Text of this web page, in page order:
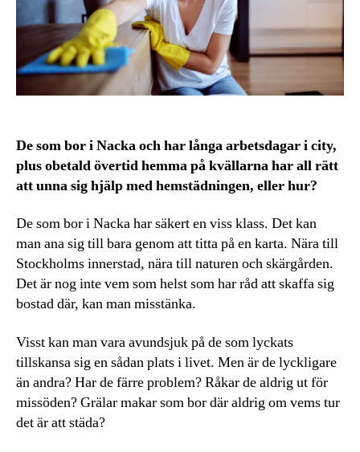
De som bor i Nacka och har långa arbetsdagar i city,
plus obetald övertid hemma på kvällarna har all rätt
att unna sig hjälp med hemstädningen, eller hur?
De som bor i Nacka har säkert en viss klass. Det kan
man ana sig till bara genom att titta på en karta. Nära till
Stockholms innerstad, nära till naturen och skärgården.
Det är nog inte vem som helst som har råd att skaffa sig
bostad där, kan man misstänka.
Visst kan man vara avundsjuk på de som lyckats
tillskansa sig en sådan plats i livet. Men är de lyckligare
än andra? Har de färre problem? Råkar de aldrig ut för
missöden? Grälar makar som bor där aldrig om vems tur
det är att städa?